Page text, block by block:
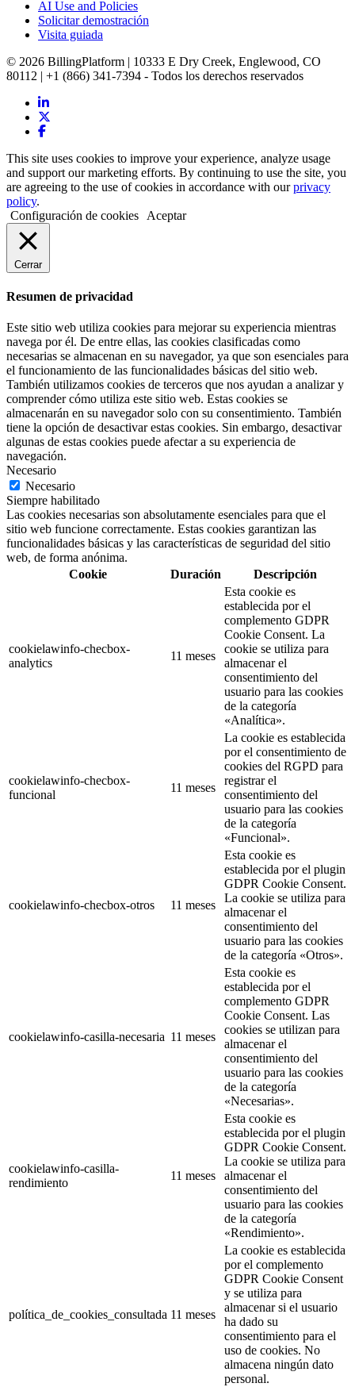
AI Use and Policies
Solicitar demostración
Visita guiada
© 2026 BillingPlatform | 10333 E Dry Creek, Englewood, CO
80112 | +1 (866) 341-7394 - Todos los derechos reservados
This site uses cookies to improve your experience, analyze usage
and support our marketing efforts. By continuing to use the site, you
are agreeing to the use of cookies in accordance with ourprivacy
policy.
Configuración de cookies
Aceptar
Cerrar
Resumen de privacidad
Este sitio web utiliza cookies para mejorar su experiencia mientras
navega por él. De entre ellas, las cookies clasificadas como
necesarias se almacenan en su navegador, ya que son esenciales para
el funcionamiento de las funcionalidades básicas del sitio web.
También utilizamos cookies de terceros que nos ayudan a analizar y
comprender cómo utiliza este sitio web. Estas cookies se
almacenarán en su navegador solo con su consentimiento. También
tiene la opción de desactivar estas cookies. Sin embargo, desactivar
algunas de estas cookies puede afectar a su experiencia de
navegación.
Necesario
Necesario
Siempre habilitado
Las cookies necesarias son absolutamente esenciales para que el
sitio web funcione correctamente. Estas cookies garantizan las
funcionalidades básicas y las características de seguridad del sitio
web, de forma anónima.
Cookie
Duración Descripción
cookielawinfo-checbox-
analytics
11 meses
Esta cookie es
establecida por el
complemento GDPR
Cookie Consent. La
cookie se utiliza para
almacenar el
consentimiento del
usuario para las cookies
de la categoría
«Analítica».
cookielawinfo-checbox-
funcional
11 meses
La cookie es establecida
por el consentimiento de
cookies del RGPD para
registrar el
consentimiento del
usuario para las cookies
de la categoría
«Funcional».
cookielawinfo-checbox-otros 11 meses
Esta cookie es
establecida por el plugin
GDPR Cookie Consent.
La cookie se utiliza para
almacenar el
consentimiento del
usuario para las cookies
de la categoría «Otros».
cookielawinfo-casilla-necesaria 11 meses
Esta cookie es
establecida por el
complemento GDPR
Cookie Consent. Las
cookies se utilizan para
almacenar el
consentimiento del
usuario para las cookies
de la categoría
«Necesarias».
cookielawinfo-casilla-
rendimiento
11 meses
Esta cookie es
establecida por el plugin
GDPR Cookie Consent.
La cookie se utiliza para
almacenar el
consentimiento del
usuario para las cookies
de la categoría
«Rendimiento».
política_de_cookies_consultada 11 meses
La cookie es establecida
por el complemento
GDPR Cookie Consent
y se utiliza para
almacenar si el usuario
ha dado su
consentimiento para el
uso de cookies. No
almacena ningún dato
personal.